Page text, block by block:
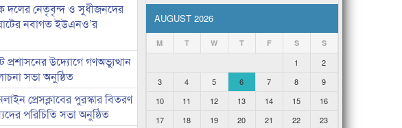
দলের নেতৃবৃন্দ ও সুধীজনদের
নবাগত ইউএনও’র
প্রশাসনের উদ্যোগে গণঅভ্যুত্থান
সভা অনুষ্ঠিত
প্রেসক্লাবের পুরস্কার বিতরণ
পরিচিতি সভা অনুষ্ঠিত
AUGUST 2026
M T W T F S S
1
2
3
4 5 6 7 8
9
10
11 12 13 14 15
16
17
18 19 20 21 22
23